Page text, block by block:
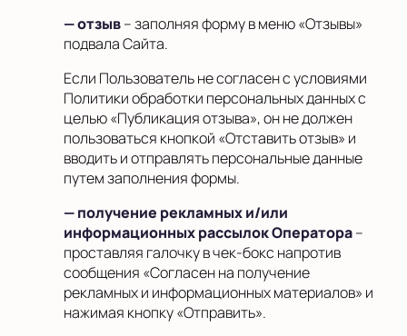
— отзыв– заполняя форму в меню «Отзывы»
подвала Сайта.
Если Пользователь не согласен с условиями
Политики обработки персональных данных с
целью «Публикация отзыва», он не должен
пользоваться кнопкой «Отставить отзыв» и
вводить и отправлять персональные данные
путем заполнения формы.
— получение рекламных и/или
информационных рассылок Оператора–
проставляя галочку в чек-бокс напротив
сообщения «Согласен на получение
рекламных и информационных материалов» и
нажимая кнопку «Отправить».